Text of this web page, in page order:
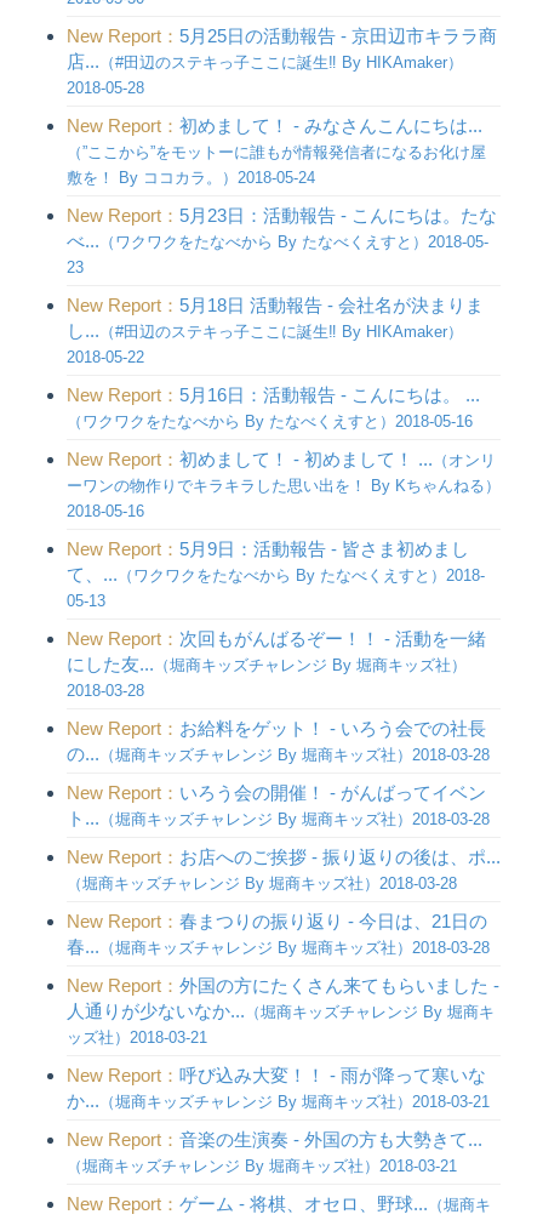
New Report： 5月25日の活動報告 - 京田辺市キララ商
店... （#田辺のステキっ子ここに誕生‼︎ By HIKAmaker）
2018-05-28
New Report： 初めまして！ - みなさんこんにちは...
（”ここから”をモットーに誰もが情報発信者になるお化け屋
敷を！ By ココカラ。）2018-05-24
New Report： 5月23日：活動報告 - こんにちは。たな
べ... （ワクワクをたなべから By たなべくえすと）2018-05-
23
New Report： 5月18日 活動報告 - 会社名が決まりま
し... （#田辺のステキっ子ここに誕生‼︎ By HIKAmaker）
2018-05-22
New Report： 5月16日：活動報告 - こんにちは。 ...
（ワクワクをたなべから By たなべくえすと）2018-05-16
New Report： 初めまして！ - 初めまして！ ... （オンリ
ーワンの物作りでキラキラした思い出を！ By Kちゃんねる）
2018-05-16
New Report： 5月9日：活動報告 - 皆さま初めまし
て、... （ワクワクをたなべから By たなべくえすと）2018-
05-13
New Report： 次回もがんばるぞー！！ - 活動を一緒
にした友... （堀商キッズチャレンジ By 堀商キッズ社）
2018-03-28
New Report： お給料をゲット！ - いろう会での社長
の... （堀商キッズチャレンジ By 堀商キッズ社）2018-03-28
New Report： いろう会の開催！ - がんばってイベン
ト... （堀商キッズチャレンジ By 堀商キッズ社）2018-03-28
New Report： お店へのご挨拶 - 振り返りの後は、ポ...
（堀商キッズチャレンジ By 堀商キッズ社）2018-03-28
New Report： 春まつりの振り返り - 今日は、21日の
春... （堀商キッズチャレンジ By 堀商キッズ社）2018-03-28
New Report： 外国の方にたくさん来てもらいました -
人通りが少ないなか... （堀商キッズチャレンジ By 堀商キ
ッズ社）2018-03-21
New Report： 呼び込み大変！！ - 雨が降って寒いな
か... （堀商キッズチャレンジ By 堀商キッズ社）2018-03-21
New Report： 音楽の生演奏 - 外国の方も大勢きて...
（堀商キッズチャレンジ By 堀商キッズ社）2018-03-21
New Report： ゲーム - 将棋、オセロ、野球... （堀商キ